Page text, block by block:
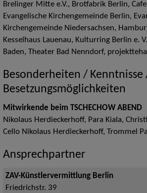
Brelinger Mitte e.V., Brotfabrik Berlin,
Evangelische Kirchengemeinde Berlin,
Kirchengemeinde Niedersachsen,
Kesselhaus Lauenau, Kulturring Berlin e.
Baden, Theater Bad Nenndorf,
Besonderheiten / Kenntnisse
Besetzungsmöglichkeiten
Mitwirkende beim TSCHECHOW ABEND
Nikolaus Herdieckerhoff, Para Kiala,
Cello Nikolaus Herdieckerhoff, Trommel
Ansprechpartner
ZAV-Künstlervermittlung Berlin
Friedrichstr. 39